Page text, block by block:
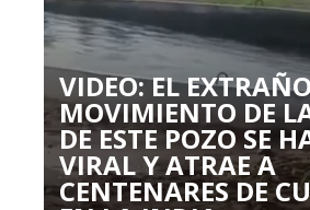
VIDEO: EL
MOVIMIENTO DE
DE ESTE POZO SE
VIRAL Y ATRAE A
CENTENARES DE